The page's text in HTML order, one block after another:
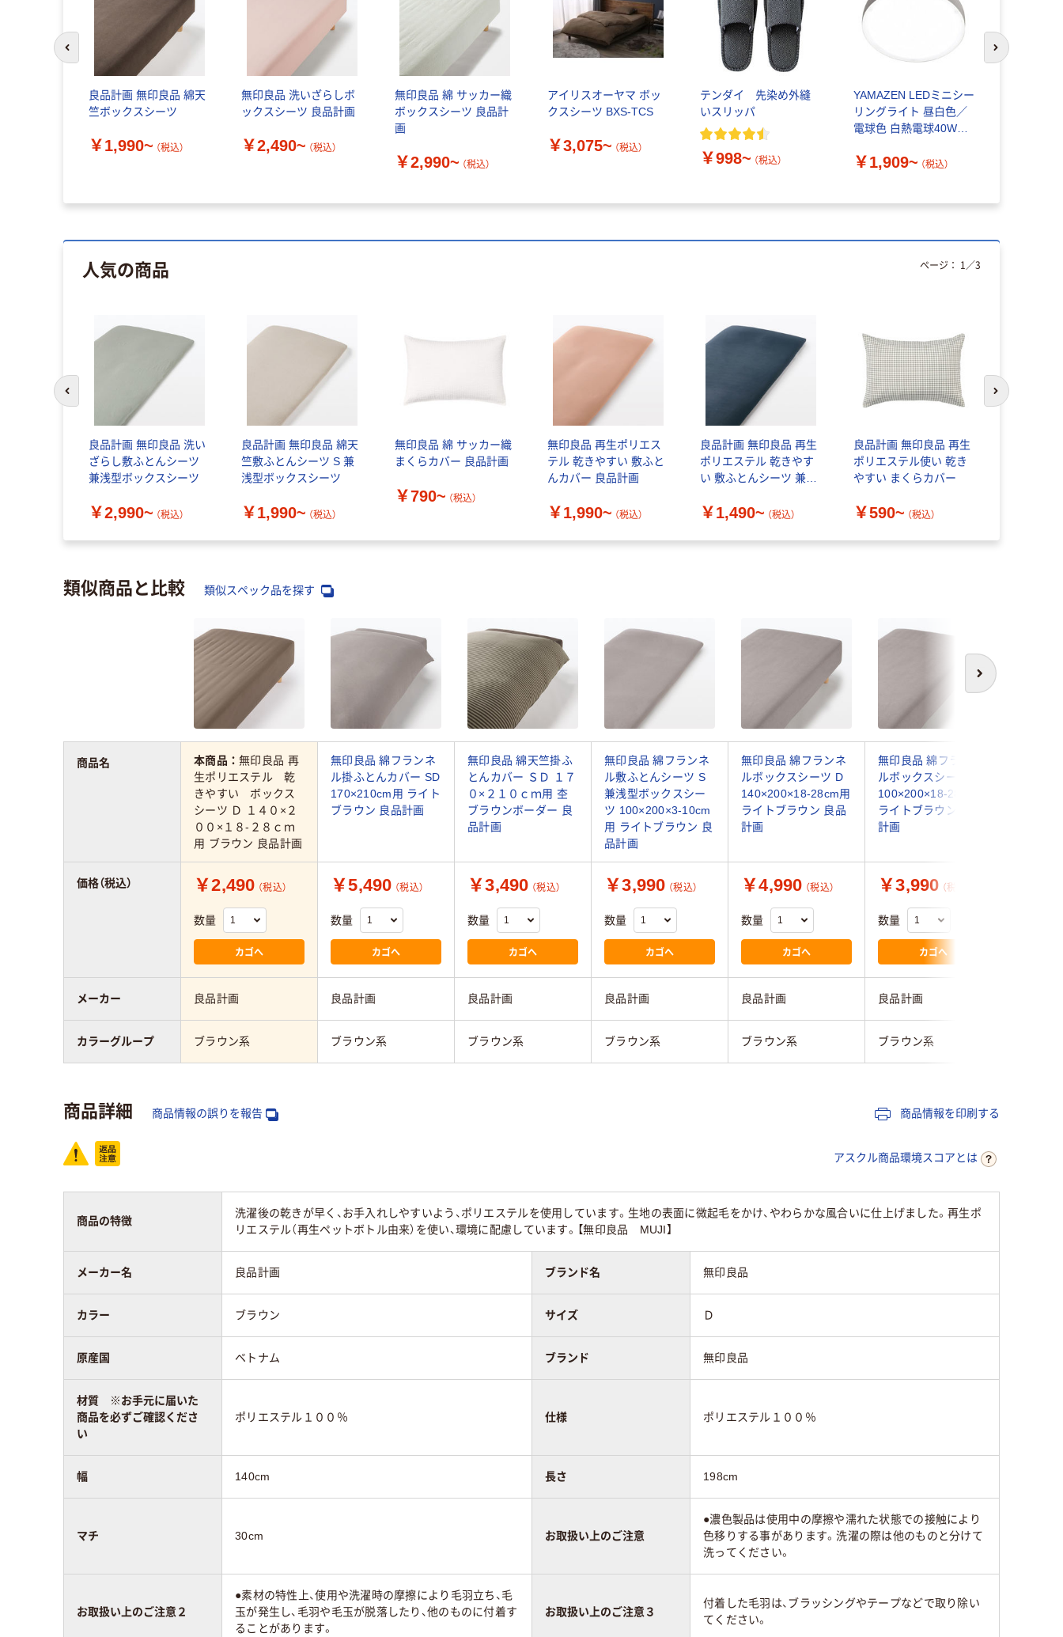
良品計画 無印良品 綿天
竺ボックスシーツ
￥1,990~ （税込）
無印良品 洗いざらしボ
ックスシーツ 良品計画
￥2,490~ （税込）
無印良品 綿 サッカー織
ボックスシーツ 良品計
画
￥2,990~ （税込）
アイリスオーヤマ ボッ
クスシーツ BXS-TCS
￥3,075~ （税込）
テンダイ 先染め外縫
いスリッパ
￥998~ （税込）
YAMAZEN LEDミニシー
リングライト 昼白色／
電球色 白熱電球40W／
要
￥1,909~ （税込）
前のスライドへ 次のスライド
人気の商品
良品計画 無印良品 洗い
ざらし敷ふとんシーツ
兼浅型ボックスシーツ
￥2,990~ （税込）
良品計画 無印良品 綿天
竺敷ふとんシーツ S 兼
浅型ボックスシーツ
￥1,990~ （税込）
無印良品 綿 サッカー織
まくらカバー 良品計画
￥790~ （税込）
無印良品 再生ポリエス
テル 乾きやすい 敷ふと
んカバー 良品計画
￥1,990~ （税込）
良品計画 無印良品 再生
ポリエステル 乾きやす
い 敷ふとんシーツ 兼浅
￥1,490~ （税込）
良品計画 無印良品 再生
ポリエステル使い 乾き
やすい まくらカバー
￥590~ （税込）
ページ： 1 ／3
次のスライド
類似商品と比較 類似スペック品を探す
次へ
本商品：無印良品 再
生ポリエステル 乾
きやすい ボックス
シーツ Ｄ １４０×２
００×１８‐２８ｃｍ
用 ブラウン 良品計画
無印良品 綿フランネ
ル掛ふとんカバー SD
170×210cm用 ライト
ブラウン 良品計画
無印良品 綿天竺掛ふ
とんカバー ＳＤ １７
０×２１０ｃｍ用 杢
ブラウンボーダー 良
品計画
無印良品 綿フランネ
ル敷ふとんシーツ S
兼浅型ボックスシー
ツ 100×200×3-10cm
用 ライトブラウン 良
品計画
無印良品 綿フランネ
ルボックスシーツ D
140×200×18-28cm用
ライトブラウン 良品
計画
無印良品 綿フランネ
ルボックスシーツ S
100×200×18-28cm用
ライトブラウン 良品
計画
￥2,490 （税込）
数量
カゴへ
￥5,490 （税込）
数量
カゴへ
￥3,490 （税込）
数量
カゴへ
￥3,990 （税込）
数量
カゴへ
￥4,990 （税込）
数量
カゴへ
￥3,990 （税込）
数量
カゴへ
良品計画 良品計画 良品計画 良品計画 良品計画 良品計画
ブラウン系 ブラウン系 ブラウン系 ブラウン系 ブラウン系 ブラウン系
商品名
価格（税込）
メーカー
カラーグループ
商品詳細 商品情報の誤りを報告 商品情報を印刷する
アスクル商品環境スコアとは
商品の特徴
洗濯後の乾きが早く、お手入れしやすいよう、ポリエステルを使用しています。生地の表面に微起毛をかけ、やわらかな風合いに仕上げました。再生ポ
リエステル（再生ペットボトル由来）を使い、環境に配慮しています。【無印良品 MUJI】
メーカー名 良品計画 ブランド名 無印良品
カラー ブラウン サイズ Ｄ
原産国 ベトナム ブランド 無印良品
材質 ※お手元に届いた
商品を必ずご確認くださ
い
ポリエステル１００％ 仕様 ポリエステル１００％
幅 140cm 長さ 198cm
マチ 30cm お取扱い上のご注意
●濃色製品は使用中の摩擦や濡れた状態での接触により
色移りする事があります。洗濯の際は他のものと分けて
洗ってください。
お取扱い上のご注意２
●素材の特性上、使用や洗濯時の摩擦により毛羽立ち、毛
玉が発生し、毛羽や毛玉が脱落したり、他のものに付着す
ることがあります。
お取扱い上のご注意３
付着した毛羽は、ブラッシングやテープなどで取り除い
てください。